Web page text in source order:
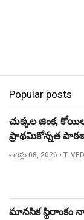
Popular posts
చుక్కల జింక,
ప్రాథమికోన్నత
నిజామాబాద్.
ఆగస్టు 08, 2026 • T.
మానసిక స్థిరాంకం